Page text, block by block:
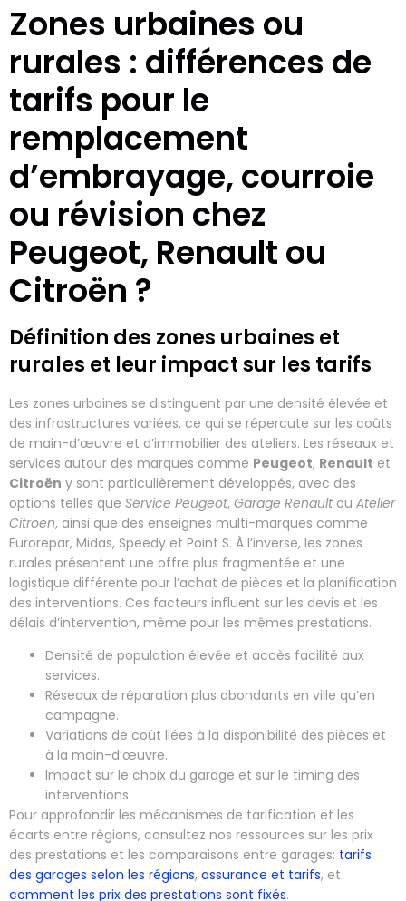
Zones urbaines ou
rurales : différences de
tarifs pour le
remplacement
d’embrayage, courroie
ou révision chez
Peugeot, Renault ou
Citroën ?
Définition des zones urbaines et
rurales et leur impact sur les tarifs
Les zones urbaines se distinguent par une densité élevée et
des infrastructures variées, ce qui se répercute sur les coûts
de main-d’œuvre et d’immobilier des ateliers. Les réseaux et
services autour des marques comme Peugeot, Renault et
Citroën y sont particulièrement développés, avec des
options telles que Service Peugeot, Garage Renault ou Atelier
Citroën, ainsi que des enseignes multi-marques comme
Eurorepar, Midas, Speedy et Point S. À l’inverse, les zones
rurales présentent une offre plus fragmentée et une
logistique différente pour l’achat de pièces et la planification
des interventions. Ces facteurs influent sur les devis et les
délais d’intervention, même pour les mêmes prestations.
Densité de population élevée et accès facilité aux
services.
Réseaux de réparation plus abondants en ville qu’en
campagne.
Variations de coût liées à la disponibilité des pièces et
à la main-d’œuvre.
Impact sur le choix du garage et sur le timing des
interventions.
Pour approfondir les mécanismes de tarification et les
écarts entre régions, consultez nos ressources sur les prix
des prestations et les comparaisons entre garages: tarifs
des garages selon les régions, assurance et tarifs, et
comment les prix des prestations sont fixés.